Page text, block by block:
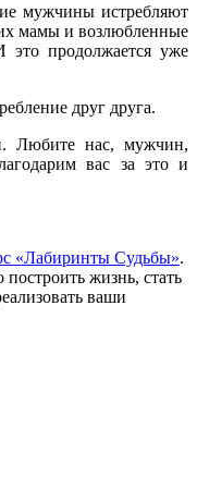
мужчины истребляют
мамы и возлюбленные
это продолжается уже
друг друга.
Любите нас, мужчин,
вас за это и
«Лабиринты Судьбы».
жизнь, стать
ваши